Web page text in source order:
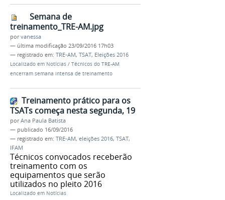
Semana de
treinamento_TRE-AM.jpg
porvanessa
— última modificação 23/09/2016 17h03
— registrado em: TRE-AM, TSAT, Eleições 2016
Localizado em Notícias / Técnicos do TRE-AM
encerram semana intensa de treinamento
Treinamento prático para os
TSATs começa nesta segunda, 19
porAna Paula Batista
— publicado 16/09/2016
— registrado em: TRE-AM, eleições 2016, TSAT,
IFAM
Técnicos convocados receberão
treinamento com os
equipamentos que serão
utilizados no pleito 2016
Localizado em Notícias